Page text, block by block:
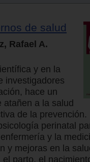
de salud
Rafael A.
y en la
investigadores
hace un
a la salud
de la prevención.
perinatal
y la
y mejoras en la
parto, el